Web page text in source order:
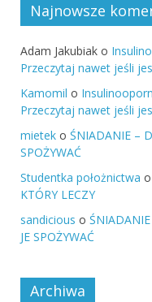
Najnowsze
Adam Jakubiak o
Przeczytaj nawet jeśli
Kamomil o
Przeczytaj nawet jeśli
mietek o ŚNIADANIE –
SPOŻYWAĆ
Studentka położnictwa o
KTÓRY LECZY
sandicious o
JE SPOŻYWAĆ
Archiwa